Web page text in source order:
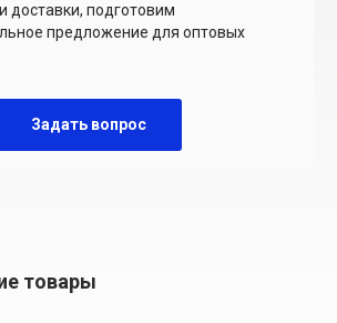
доставки, подготовим
предложение для оптовых
Задать вопрос
товары